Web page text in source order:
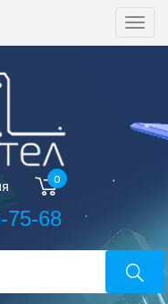
0
75-68